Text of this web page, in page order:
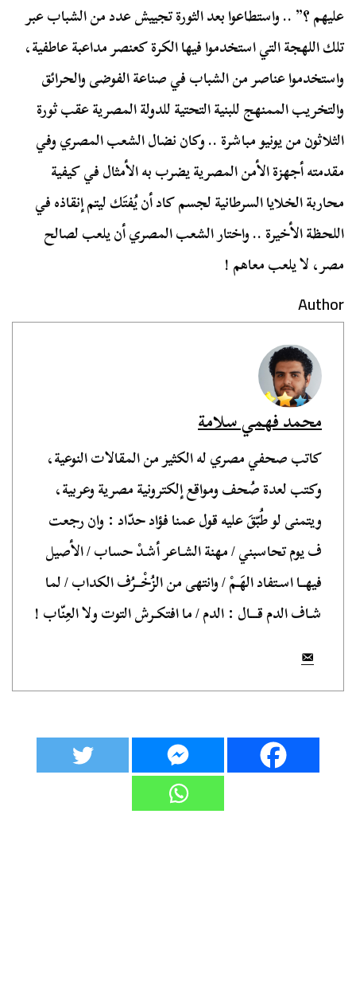
عليهم ؟” .. واستطاعوا بعد الثورة تجييش عدد من الشباب عبر
تلك اللهجة التي استخدموا فيها الكرة كعنصر مداعبة عاطفية،
واستخدموا عناصر من الشباب في صناعة الفوضى والحرائق
والتخريب الممنهج للبنية التحتية للدولة المصرية عقب ثورة
الثلاثون من يونيو مباشرة .. وكان نضال الشعب المصري وفي
مقدمته أجهزة الأمن المصرية يضرب به الأمثال في كيفية
محاربة الخلايا السرطانية لجسم كاد أن يُفتَك ليتم إنقاذه في
اللحظة الأخيرة .. واختار الشعب المصري أن يلعب لصالح
مصر، لا يلعب معاهم !
Author
محمد فهمي سلامة
كاتب صحفي مصري له الكثير من المقالات النوعية،
وكتب لعدة صُحف ومواقع إلكترونية مصرية وعربية،
ويتمنى لو طُبّقَ عليه قول عمنا فؤاد حدّاد : وان رجعت
ف يوم تحاسبني / مهنة الشـاعر أشـدْ حساب / الأصيل
فيهــا اسـتفاد الهَـمْ / وانتهى من الزُخْــرُف الكداب / لما
شـاف الدم قـــال : الدم / ما افتكـرش التوت ولا العِنّاب !